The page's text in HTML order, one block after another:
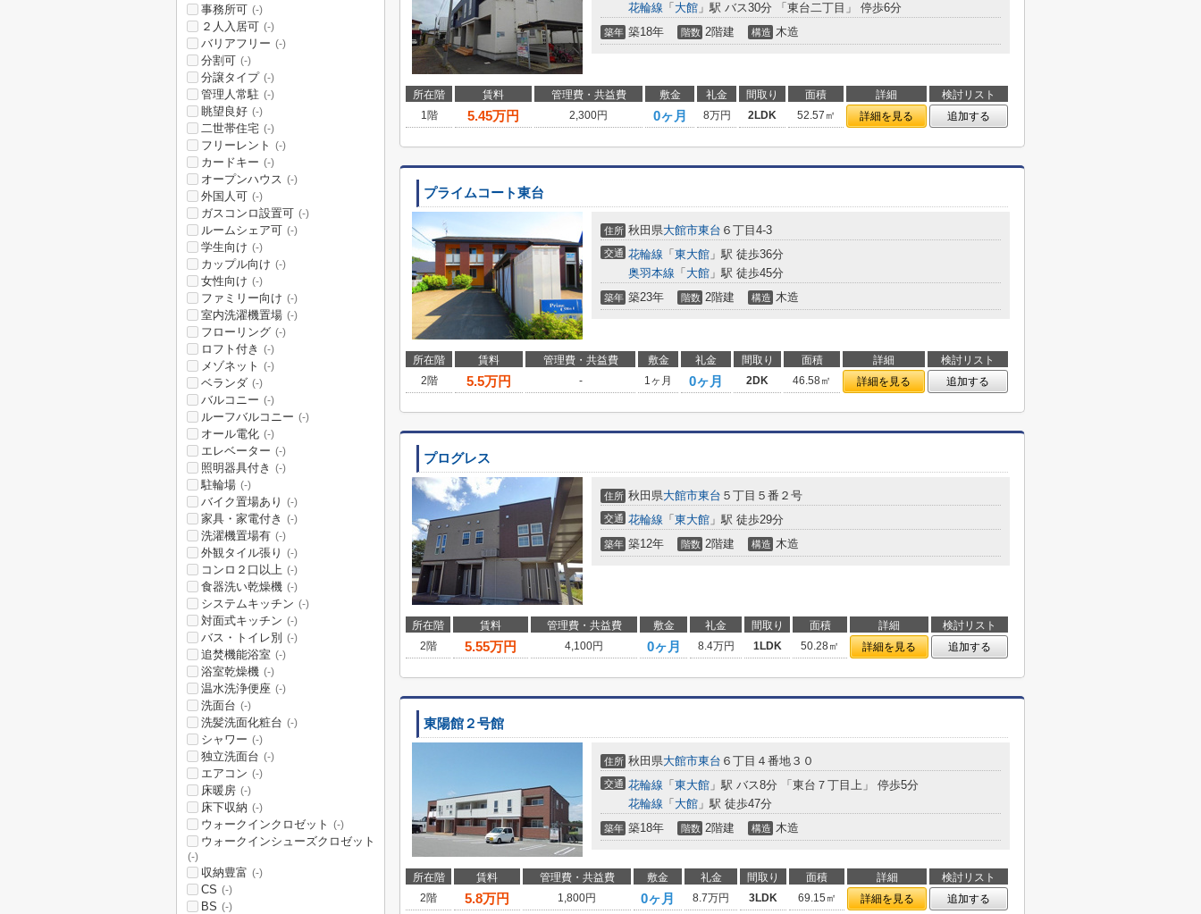
花輪線 「 大館 」駅 バス30分 「東台二丁目」 停歩6分
築年 築18年 階数 2階建 構造 木造
所在階 賃料 管理費・共益費 敷金 礼金 間取り 面積 詳細
検討リスト
1階
5.45万円 2,300円 0ヶ月 8万円 2LDK 52.57㎡ 詳細を見る 追加する
プライムコート東台
住所 秋田県大館市東台 ６丁目4-3
交通 花輪線 「 東大館 」駅 徒歩36分
奥羽本線 「 大館 」駅 徒歩45分
築年 築23年 階数 2階建 構造 木造
所在階 賃料 管理費・共益費 敷金 礼金 間取り 面積 詳細
検討リスト
2階
5.5万円 - 1ヶ月 0ヶ月 2DK 46.58㎡ 詳細を見る 追加する
プログレス
住所 秋田県大館市東台 ５丁目５番２号
交通 花輪線 「 東大館 」駅 徒歩29分
築年 築12年 階数 2階建 構造 木造
所在階 賃料 管理費・共益費 敷金 礼金 間取り 面積 詳細
検討リスト
2階
5.55万円 4,100円 0ヶ月 8.4万円 1LDK 50.28㎡ 詳細を見る 追加する
東陽館２号館
住所 秋田県大館市東台 ６丁目４番地３０
交通 花輪線 「 東大館 」駅 バス8分 「東台７丁目上」 停歩5分
花輪線 「 大館 」駅 徒歩47分
築年 築18年 階数 2階建 構造 木造
所在階 賃料 管理費・共益費 敷金 礼金 間取り 面積 詳細
検討リスト
2階
5.8万円 1,800円 0ヶ月 8.7万円 3LDK 69.15㎡ 詳細を見る 追加する
事務所可 (-)
２人入居可 (-)
バリアフリー (-)
分割可 (-)
分譲タイプ (-)
管理人常駐 (-)
眺望良好 (-)
二世帯住宅 (-)
フリーレント (-)
カードキー (-)
オープンハウス (-)
外国人可 (-)
ガスコンロ設置可 (-)
ルームシェア可 (-)
学生向け (-)
カップル向け (-)
女性向け (-)
ファミリー向け (-)
室内洗濯機置場 (-)
フローリング (-)
ロフト付き (-)
メゾネット (-)
ベランダ (-)
バルコニー (-)
ルーフバルコニー (-)
オール電化 (-)
エレベーター (-)
照明器具付き (-)
駐輪場 (-)
バイク置場あり (-)
家具・家電付き (-)
洗濯機置場有 (-)
外観タイル張り (-)
コンロ２口以上 (-)
食器洗い乾燥機 (-)
システムキッチン (-)
対面式キッチン (-)
バス・トイレ別 (-)
追焚機能浴室 (-)
浴室乾燥機 (-)
温水洗浄便座 (-)
洗面台 (-)
洗髪洗面化粧台 (-)
シャワー (-)
独立洗面台 (-)
エアコン (-)
床暖房 (-)
床下収納 (-)
ウォークインクロゼット (-)
ウォークインシューズクロゼット
(-)
収納豊富 (-)
CS (-)
BS (-)